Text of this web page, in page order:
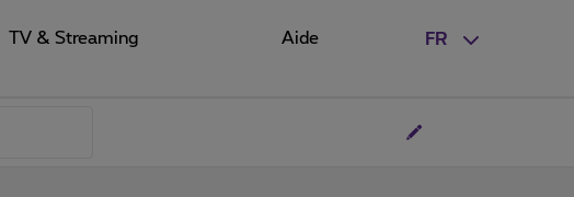
FR
TV & Streaming Aide